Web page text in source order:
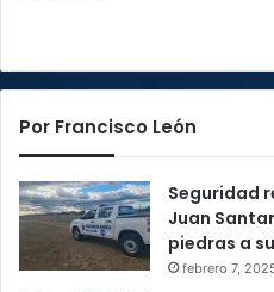
Por Francisco León
Seguridad
Juan
piedras a
febrero 7,